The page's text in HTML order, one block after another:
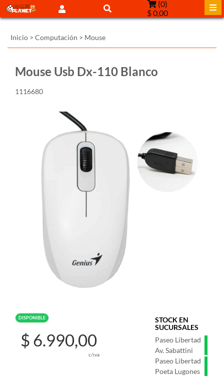
(0)
$ 0,00
Inicio > Computación > Mouse
Mouse Usb Dx-110 Blanco
1116680
DISPONIBLE
STOCK EN
SUCURSALES
Paseo Libertad
Av. Sabattini
Paseo Libertad
Poeta Lugones
$ 6.990,00
c/iva